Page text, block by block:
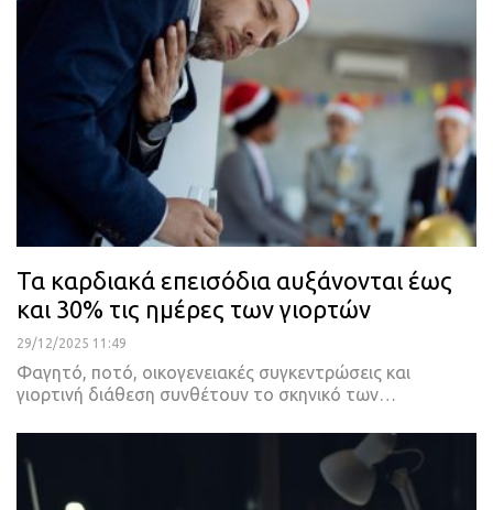
Τα καρδιακά επεισόδια αυξάνονται έως
και 30% τις ημέρες των γιορτών
29/12/2025 11:49
Φαγητό, ποτό, οικογενειακές συγκεντρώσεις και
γιορτινή διάθεση συνθέτουν το σκηνικό των…